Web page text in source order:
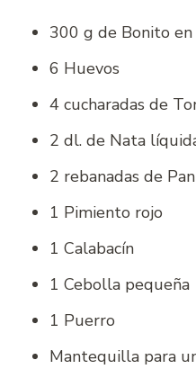
300 g de Bonito
6 Huevos
4 cucharadas de
2 dl. de Nata
2 rebanadas de
1 Pimiento rojo
1 Calabacín
1 Cebolla pequeña
1 Puerro
Mantequilla para